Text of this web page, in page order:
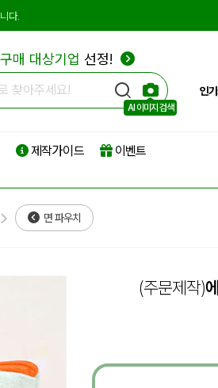
다.
매 대상기업 선정!
AI 이미지 검색
인
제작가이드 이벤트
면 파우치
(주문제작)